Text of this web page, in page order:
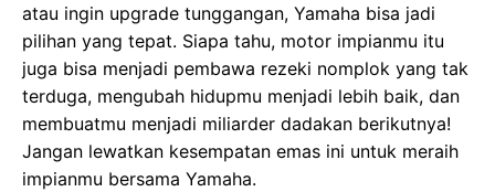
atau ingin upgrade tunggangan, Yamaha bisa jadi
pilihan yang tepat. Siapa tahu, motor impianmu itu
juga bisa menjadi pembawa rezeki nomplok yang tak
terduga, mengubah hidupmu menjadi lebih baik, dan
membuatmu menjadi miliarder dadakan berikutnya!
Jangan lewatkan kesempatan emas ini untuk meraih
impianmu bersama Yamaha.